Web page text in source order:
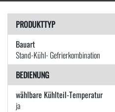
PRODUKTTYP
Bauart
Stand-Kühl- Gefrierkombination
BEDIENUNG
wählbare Kühlteil-Temperatur
ja